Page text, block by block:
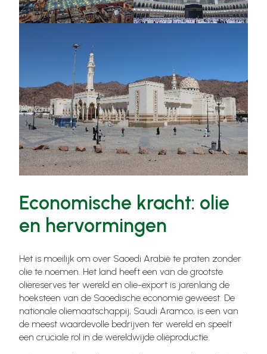
Economische kracht: olie
en hervormingen
Het is moeilijk om over Saoedi Arabië te praten zonder
olie te noemen. Het land heeft een van de grootste
oliereserves ter wereld en olie-export is jarenlang de
hoeksteen van de Saoedische economie geweest. De
nationale oliemaatschappij, Saudi Aramco, is een van
de meest waardevolle bedrijven ter wereld en speelt
een cruciale rol in de wereldwijde olieproductie.